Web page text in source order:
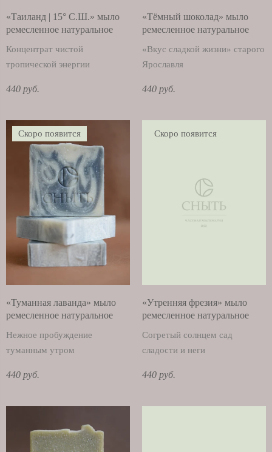
«Таиланд | 15° С.Ш.» мыло
ремесленное натуральное
Концентрат чистой
тропической энергии
440 руб.
«Тёмный шоколад» мыло
ремесленное натуральное
«Вкус сладкой жизни» старого
Ярославля
440 руб.
Скоро появится
«Туманная лаванда» мыло
ремесленное натуральное
Нежное пробуждение
туманным утром
440 руб.
Скоро появится
«Утренняя фрезия» мыло
ремесленное натуральное
Согретый солнцем сад
сладости и неги
440 руб.